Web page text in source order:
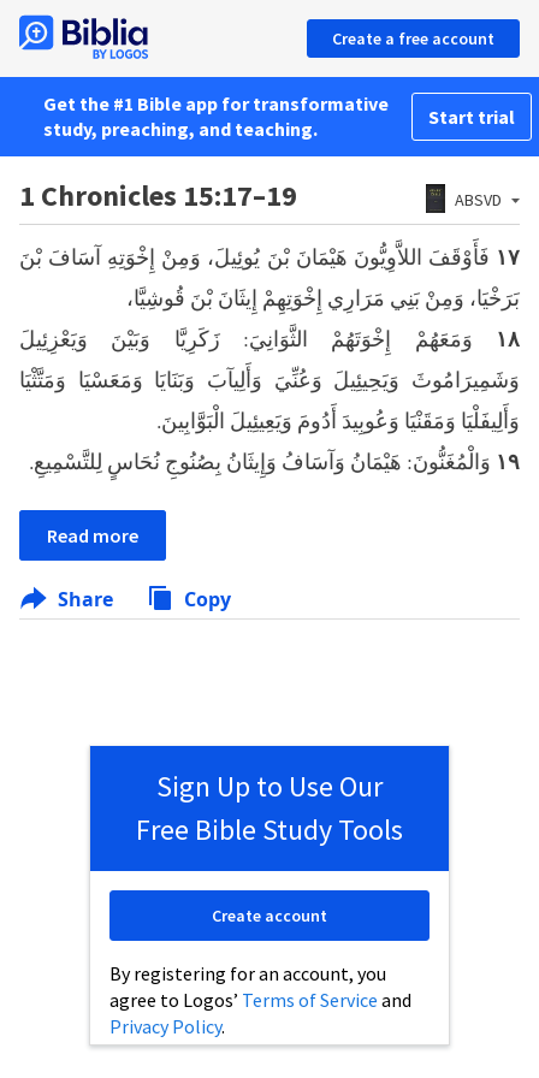
Create a free account
Get the #1 Bible app for transformative
study, preaching, and teaching.
Start trial
1 Chronicles 15:17–19 ABSVD
١٧ فَأَوْقَفَ اللاَّوِيُّونَ هَيْمَانَ بْنَ يُوئِيلَ، وَمِنْ إِخْوَتِهِ آسَافَ بْنَ
بَرَخْيَا، وَمِنْ بَنِي مَرَارِي إِخْوَتِهِمْ إِيثَانَ بْنَ قُوشِيَّا،
١٨
وَمَعَهُمْ إِخْوَتَهُمْ الثَّوَانِيَ: زَكَرِيَّا وَبَيْنَ وَيَعْزِئِيلَ
وَشَمِيرَامُوثَ وَيَحِيئِيلَ وَعُنِّيَ وَأَلِيآبَ وَبَنَايَا وَمَعَسْيَا وَمَتَّثْيَا
وَأَلِيفَلْيَا وَمَقَنْيَا وَعُوبِيدَ أَدُومَ وَيَعِيئِيلَ الْبَوَّابِينَ.
١٩ وَالْمُغَنُّونَ: هَيْمَانُ وَآسَافُ وَإِيثَانُ بِصُنُوجِ نُحَاسٍ لِلتَّسْمِيعِ.
Read more
Share Copy
Sign Up to Use Our
Free Bible Study Tools
By registering for an account, you
agree to Logos’ Terms of Service and
Privacy Policy.
Create account